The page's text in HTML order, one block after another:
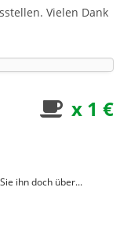
Vielen Dank
x 1 €
ihn doch über...